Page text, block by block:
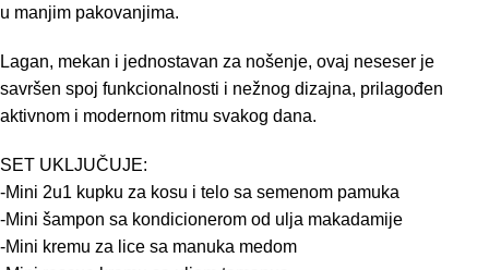
u manjim pakovanjima.
Lagan, mekan i jednostavan za nošenje, ovaj neseser je
savršen spoj funkcionalnosti i nežnog dizajna, prilagođen
aktivnom i modernom ritmu svakog dana.
SET UKLJUČUJE:
-Mini 2u1 kupku za kosu i telo sa semenom pamuka
-Mini šampon sa kondicionerom od ulja makadamije
-Mini kremu za lice sa manuka medom